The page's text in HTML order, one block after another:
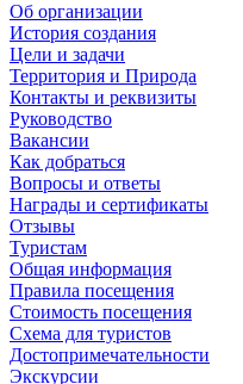
Об организации
История создания
Цели и задачи
Территория и Природа
Контакты и реквизиты
Руководство
Вакансии
Как добраться
Вопросы и ответы
Награды и сертификаты
Отзывы
Туристам
Общая информация
Правила посещения
Стоимость посещения
Схема для туристов
Достопримечательности
Экскурсии